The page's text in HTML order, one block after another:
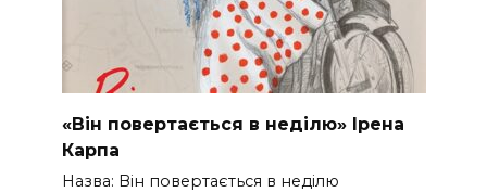
«Він повертається в неділю» Ірена
Карпа
Назва: Він повертається в неділю